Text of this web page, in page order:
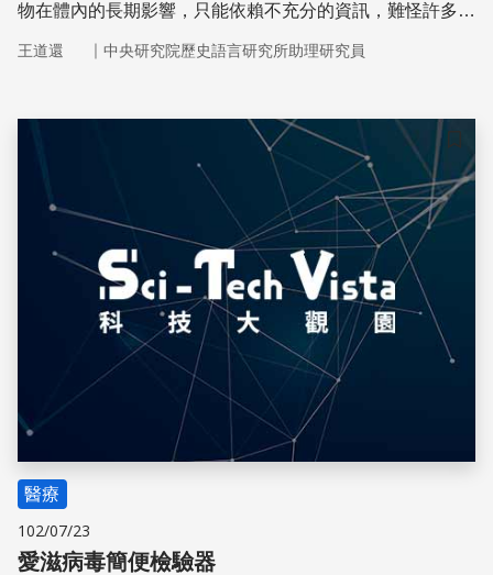
物在體內的長期影響，只能依賴不充分的資訊，難怪許多
王道還 ｜ 中央研究院歷史語言研究所助理研究員
儲存
醫療
102/07/23
愛滋病毒簡便檢驗器